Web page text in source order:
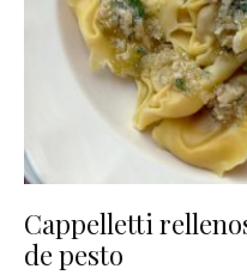
Cappelletti
de pesto